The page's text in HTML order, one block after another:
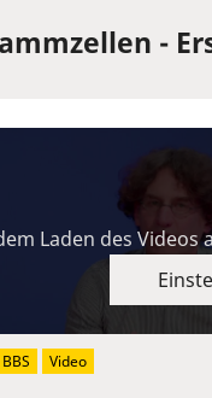
-
Laden des Videos
BBS Video